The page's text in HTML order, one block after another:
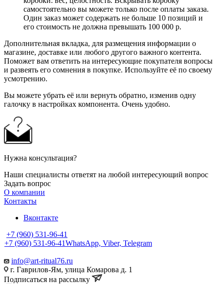
самостоятельно вы можете только после оплаты заказа.
Один заказ может содержать не больше 10 позиций и
его стоимость не должна превышать 100 000 р.
Дополнительная вкладка, для размещения информации о
магазине, доставке или любого другого важного контента.
Поможет вам ответить на интересующие покупателя вопросы
и развеять его сомнения в покупке. Используйте её по своему
усмотрению.
Вы можете убрать её или вернуть обратно, изменив одну
галочку в настройках компонента. Очень удобно.
Нужна консультация?
Наши специалисты ответят на любой интересующий вопрос
Задать вопрос
О компании
Контакты
Вконтакте
+7 (960) 531-96-41
+7 (960) 531-96-41WhatsApp, Viber, Telegram
info@art-ritual76.ru
г. Гаврилов-Ям, улица Комарова д. 1
Подписаться на рассылку